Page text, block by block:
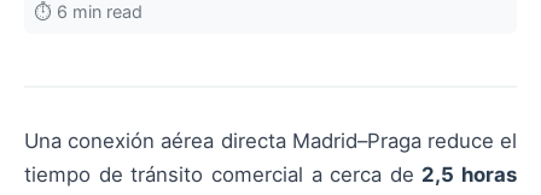
⏱️ 6 min read
Una conexión aérea directa Madrid–Praga reduce el
tiempo de tránsito comercial a cerca de 2,5 horas